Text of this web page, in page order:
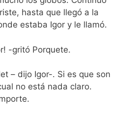
hasta que llegó a la
estaba Igor y le llamó.
-gritó Porquete.
– dijo Igor-. Si es que son
no está nada claro.